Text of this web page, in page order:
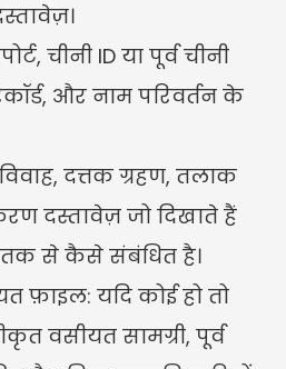
चीनी ID या पूर्व चीनी
और नाम परिवर्तन के
दत्तक ग्रहण, तलाक
दस्तावेज़ जो दिखाते हैं
मृतक से कैसे संबंधित है।
फ़ाइल: यदि कोई हो तो
वसीयत सामग्री, पूर्व